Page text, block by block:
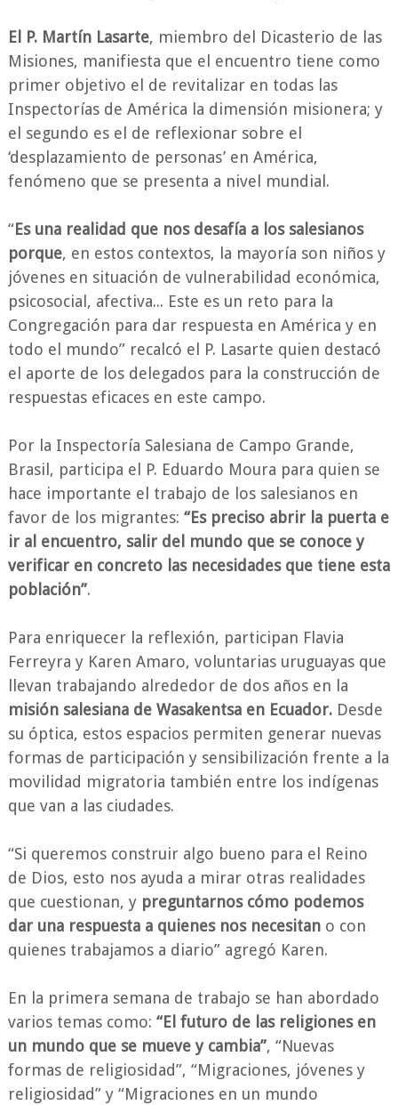
El P. Martín Lasarte, miembro del Dicasterio de las
Misiones, manifiesta que el encuentro tiene como
primer objetivo el de revitalizar en todas las
Inspectorías de América la dimensión misionera; y
el segundo es el de reflexionar sobre el
‘desplazamiento de personas’ en América,
fenómeno que se presenta a nivel mundial.
“Es una realidad que nos desafía a los salesianos
porque, en estos contextos, la mayoría son niños y
jóvenes en situación de vulnerabilidad económica,
psicosocial, afectiva... Este es un reto para la
Congregación para dar respuesta en América y en
todo el mundo” recalcó el P. Lasarte quien destacó
el aporte de los delegados para la construcción de
respuestas eficaces en este campo.
Por la Inspectoría Salesiana de Campo Grande,
Brasil, participa el P. Eduardo Moura para quien se
hace importante el trabajo de los salesianos en
favor de los migrantes: “Es preciso abrir la puerta e
ir al encuentro, salir del mundo que se conoce y
verificar en concreto las necesidades que tiene esta
población”.
Para enriquecer la reflexión, participan Flavia
Ferreyra y Karen Amaro, voluntarias uruguayas que
llevan trabajando alrededor de dos años en la
misión salesiana de Wasakentsa en Ecuador. Desde
su óptica, estos espacios permiten generar nuevas
formas de participación y sensibilización frente a la
movilidad migratoria también entre los indígenas
que van a las ciudades.
“Si queremos construir algo bueno para el Reino
de Dios, esto nos ayuda a mirar otras realidades
que cuestionan, y preguntarnos cómo podemos
dar una respuesta a quienes nos necesitano con
quienes trabajamos a diario” agregó Karen.
En la primera semana de trabajo se han abordado
varios temas como: “El futuro de las religiones en
un mundo que se mueve y cambia”, “Nuevas
formas de religiosidad”, “Migraciones, jóvenes y
religiosidad” y “Migraciones en un mundo